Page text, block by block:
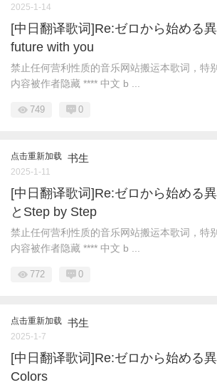
2025-1-14
[中日翻译歌词]Re:ゼロから始める
future with you
禁止任何营利性质的音乐网站搬运本歌词，特
内容被作者隐藏 **** 中文 b ...
749 0
点击重新加载 书生
2025-1-11
[中日翻译歌词]Re:ゼロから始める
とStep by Step
禁止任何营利性质的音乐网站搬运本歌词，特
内容被作者隐藏 **** 中文 b ...
772 0
点击重新加载 书生
2025-1-7
[中日翻译歌词]Re:ゼロから始める
Colors